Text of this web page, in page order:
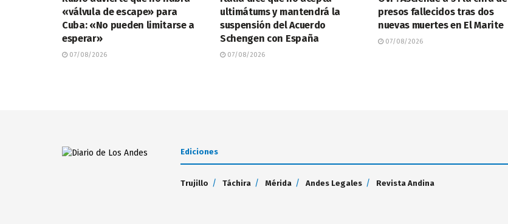
«válvula de escape» para
Cuba: «No pueden limitarse a
esperar»
07/08/2026
ultimátums y mantendrá la
suspensión del Acuerdo
Schengen con España
07/08/2026
presos fallecidos tras dos
nuevas muertes en El Marite
07/08/2026
Ediciones
Trujillo Táchira Mérida Andes Legales Revista Andina